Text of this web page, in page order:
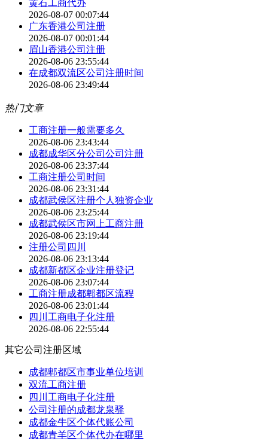
黄石工商代办
2026-08-07 00:07:44
广东香港公司注册
2026-08-07 00:01:44
眉山香港公司注册
2026-08-06 23:55:44
在成都双流区公司注册时间
2026-08-06 23:49:44
热门文章
工商注册一般需要多久
2026-08-06 23:43:44
成都成华区分公司公司注册
2026-08-06 23:37:44
工商注册公司时间
2026-08-06 23:31:44
成都武侯区注册个人独资企业
2026-08-06 23:25:44
成都武侯区市网上工商注册
2026-08-06 23:19:44
注册公司四川
2026-08-06 23:13:44
成都新都区企业注册登记
2026-08-06 23:07:44
工商注册成都郫都区流程
2026-08-06 23:01:44
四川工商电子化注册
2026-08-06 22:55:44
其它公司注册区域
成都郫都区市事业单位培训
双流工商注册
四川工商电子化注册
公司注册的成都龙泉驿
成都金牛区个体代账公司
成都青羊区个体代办在哪里